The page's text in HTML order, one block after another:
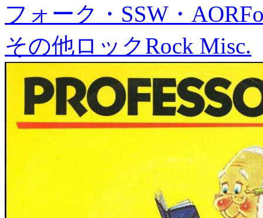
フォーク・SSW・AOR
その他ロックRock Misc.